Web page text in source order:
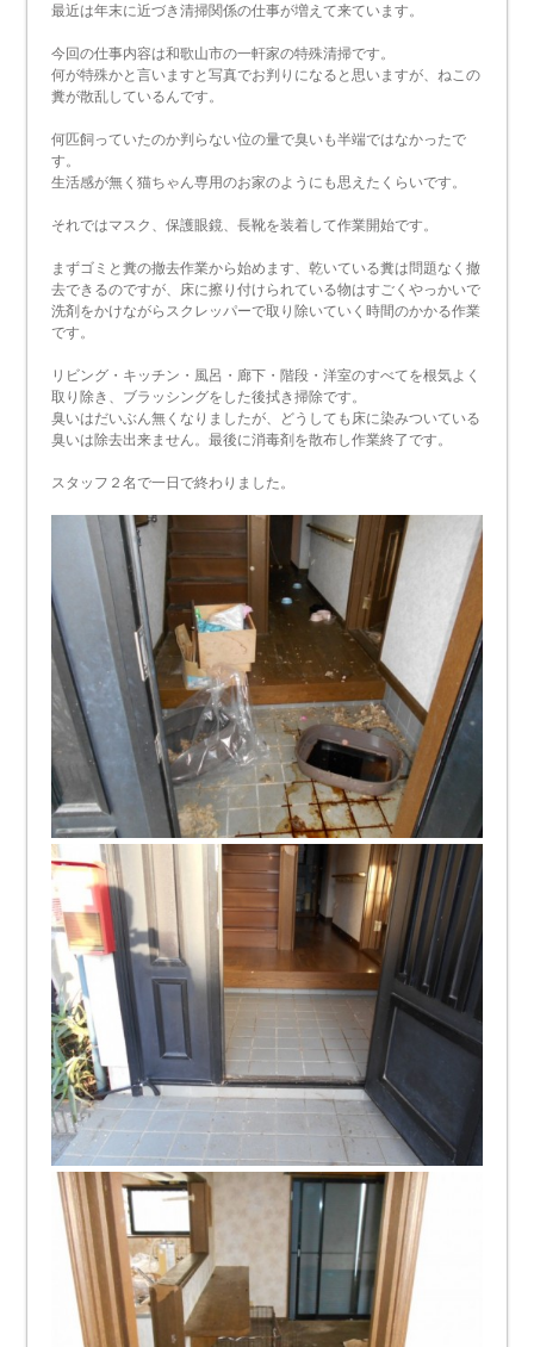
最近は年末に近づき清掃関係の仕事が増えて来ています。
今回の仕事内容は和歌山市の一軒家の特殊清掃です。
何が特殊かと言いますと写真でお判りになると思いますが、ねこの
糞が散乱しているんです。
何匹飼っていたのか判らない位の量で臭いも半端ではなかったで
す。
生活感が無く猫ちゃん専用のお家のようにも思えたくらいです。
それではマスク、保護眼鏡、長靴を装着して作業開始です。
まずゴミと糞の撤去作業から始めます、乾いている糞は問題なく撤
去できるのですが、床に擦り付けられている物はすごくやっかいで
洗剤をかけながらスクレッパーで取り除いていく時間のかかる作業
です。
リビング・キッチン・風呂・廊下・階段・洋室のすべてを根気よく
取り除き、ブラッシングをした後拭き掃除です。
臭いはだいぶん無くなりましたが、どうしても床に染みついている
臭いは除去出来ません。最後に消毒剤を散布し作業終了です。
スタッフ２名で一日で終わりました。